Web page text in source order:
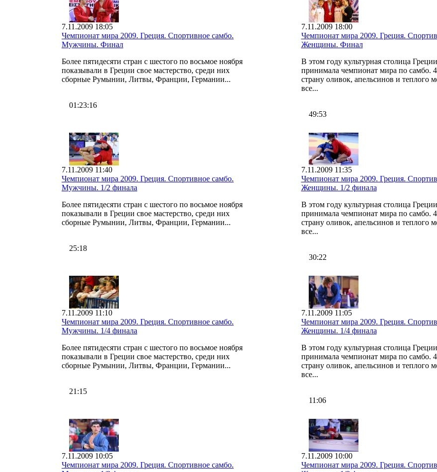
7.11.2009 18:05
Чемпионат мира 2009. Греция. Спортивное самбо.
Мужчины. Финал
Более пятидесяти стран с шестого по восьмое ноября
показывали в Греции свое мастерство, среди них
сборные Румынии, Литвы, Франции, Германии...
01:23:16
7.11.2009 18:00
Чемпионат мира 2009. Греция.
Женщины. Финал
В этом году культурная столица
принимала чемпионат мира по самбо.
страну оливок, апельсинов и теплого
все...
49:53
7.11.2009 11:40
Чемпионат мира 2009. Греция. Спортивное самбо.
Мужчины. 1/2 финала
Более пятидесяти стран с шестого по восьмое ноября
показывали в Греции свое мастерство, среди них
сборные Румынии, Литвы, Франции, Германии...
25:18
7.11.2009 11:35
Чемпионат мира 2009. Греция.
Женщины. 1/2 финала
В этом году культурная столица
принимала чемпионат мира по самбо.
страну оливок, апельсинов и теплого
все...
30:22
7.11.2009 11:10
Чемпионат мира 2009. Греция. Спортивное самбо.
Мужчины. 1/4 финала
Более пятидесяти стран с шестого по восьмое ноября
показывали в Греции свое мастерство, среди них
сборные Румынии, Литвы, Франции, Германии...
21:15
7.11.2009 11:05
Чемпионат мира 2009. Греция.
Женщины. 1/4 финала
В этом году культурная столица
принимала чемпионат мира по самбо.
страну оливок, апельсинов и теплого
все...
11:06
7.11.2009 10:05
Чемпионат мира 2009. Греция. Спортивное самбо.
7.11.2009 10:00
Чемпионат мира 2009. Греция.